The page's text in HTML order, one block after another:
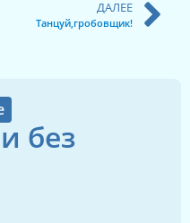
ДАЛЕЕ
Танцуй,гробовщик!
без